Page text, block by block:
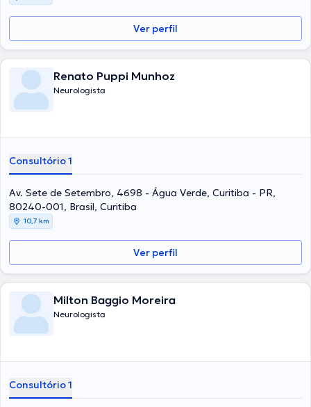
Ver perfil
Renato Puppi Munhoz
Neurologista
Consultório 1
Av. Sete de Setembro, 4698 - Água Verde, Curitiba - PR,
80240-001, Brasil, Curitiba
10,7 km
Ver perfil
Milton Baggio Moreira
Neurologista
Consultório 1